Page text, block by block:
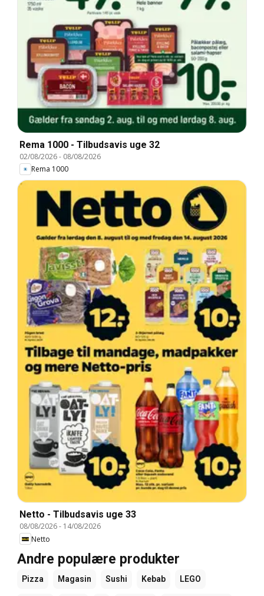
Rema 1000 - Tilbudsavis uge 32
02/08/2026- 08/08/2026
Rema 1000
Netto - Tilbudsavis uge 33
08/08/2026- 14/08/2026
Netto
Andre populære produkter
Pizza Magasin Sushi Kebab LEGO